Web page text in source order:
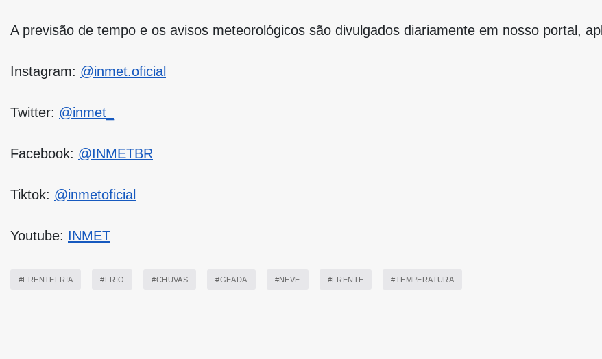
A previsão de tempo e os avisos meteorológicos são divulgados diariamente em nosso portal,
Instagram: @inmet.oficial
Twitter: @inmet_
Facebook: @INMETBR
Tiktok: @inmetoficial
Youtube: INMET
#FRENTEFRIA #FRIO #CHUVAS #GEADA #NEVE #FRENTE #TEMPERATURA